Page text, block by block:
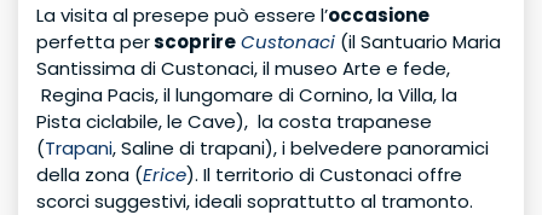
La visita al presepe può essere l’occasione
perfetta perscoprireCustonaci (il Santuario Maria
Santissima di Custonaci, il museo Arte e fede,
Regina Pacis, il lungomare di Cornino, la Villa, la
Pista ciclabile, le Cave), la costa trapanese
(Trapani, Saline di trapani), i belvedere panoramici
della zona (Erice). Il territorio di Custonaci offre
scorci suggestivi, ideali soprattutto al tramonto.